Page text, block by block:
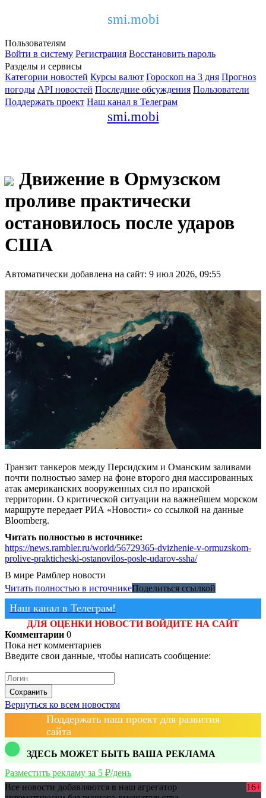
smi.mobi
Пользователям
Войти в систему Регистрация Восстановить пароль
Разделы и сервисы
Категории новостей Курсы валют Гороскоп на 3 дня Прогноз
погоды API новостей Последние обсуждения Пользователи
Поддержать проект Наш канал в Телеграм
smi.mobi
Движение в Ормузском
проливе практически
остановилось после ударов
США
Автоматически добавлена на сайт: 9 июл 2026, 09:55
Транзит танкеров между Персидским и Оманским заливами
почти полностью замер на фоне второго дня массированных
атак американских вооруженных сил по иранской
территории. О критической ситуации на важнейшем морском
маршруте передает РИА «Новости» со ссылкой на данные
Bloomberg.
Читать полностью в источнике:
https://news.rambler.ru/world/56729365-dvizhenie-v-ormuzskom-
prolive-prakticheski-ostanovilos-posle-udarov-ssha/
В мире Рамблер новости
Читать полностью в источникеПоделиться ссылкой
Наш канал в Телеграм!
ДЛЯ ОЦЕНКИ НОВОСТИ ВОЙДИТЕ НА САЙТ
Комментарии 0
Пока нет комментариев
Введите свои данные, чтобы написать сообщение:
Сохранить
Вернуться ко всем новостям
Поддержать наш проект для развития
сайта
ЗДЕСЬ МОЖЕТ БЫТЬ ВАША РЕКЛАМА
Разместить рекламу за 5 ₽/день
Все новости добавляются в наш агрегатор
16+